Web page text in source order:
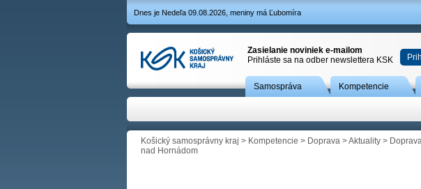
Dnes je Nedeľa 09.08.2026, meniny má Ľubomíra
Zasielanie noviniek e-mailom
Prihláste sa na odber newslettera KSK
Samospráva Kompetencie
Košický samosprávny kraj > Kompetencie > Doprava >Aktuality >
nad Hornádom